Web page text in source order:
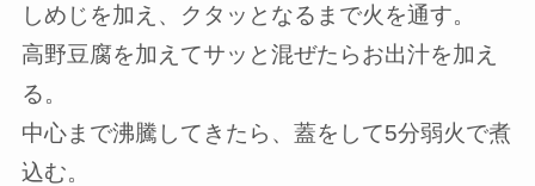
しめじを加え、クタッとなるまで火を通す。
高野豆腐を加えてサッと混ぜたらお出汁を加え
る。
中心まで沸騰してきたら、蓋をして5分弱火で煮
込む。